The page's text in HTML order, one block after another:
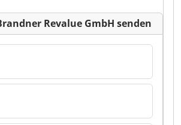
Revalue GmbH senden